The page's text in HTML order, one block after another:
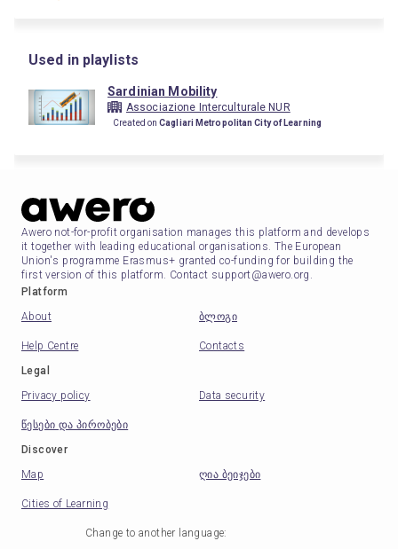
Used in playlists
Sardinian Mobility
Associazione Interculturale NUR
Created onCagliari Metropolitan City of Learning
Awero not-for-profit organisation manages this platform and develops
it together with leading educational organisations. The European
Union's programme Erasmus+ granted co-funding for building the
first version of this platform. Contact support@awero.org.
Platform
About
ბლოგი
Help Centre
Contacts
Legal
Privacy policy
Data security
წესები და პირობები
Discover
Map
ღია ბეიჯები
Cities of Learning
Change to another language: